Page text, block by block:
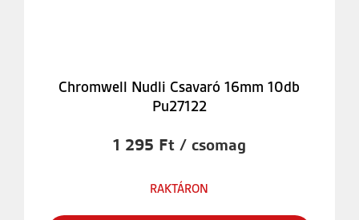
Chromwell Nudli Csavaró 16mm 10db
Pu27122
1 295 Ft / csomag
RAKTÁRON